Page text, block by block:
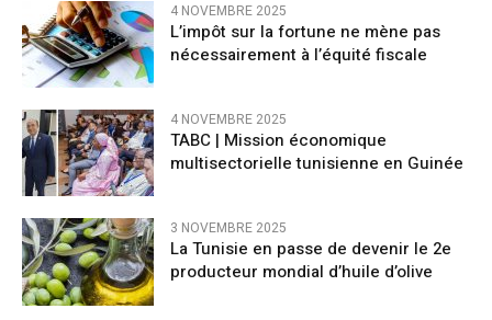
4 NOVEMBRE 2025
L’impôt sur la fortune ne mène pas
nécessairement à l’équité fiscale
4 NOVEMBRE 2025
TABC | Mission économique
multisectorielle tunisienne en Guinée
3 NOVEMBRE 2025
La Tunisie en passe de devenir le 2e
producteur mondial d’huile d’olive